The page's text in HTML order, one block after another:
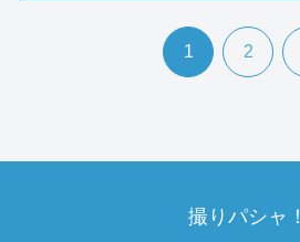
1 2
撮りパシャ！